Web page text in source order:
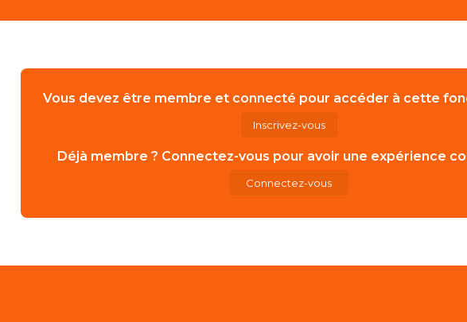
Vous devez être membre et connecté pour accéder à cette
Inscrivez-vous
Déjà membre ? Connectez-vous pour avoir une expérience
Connectez-vous